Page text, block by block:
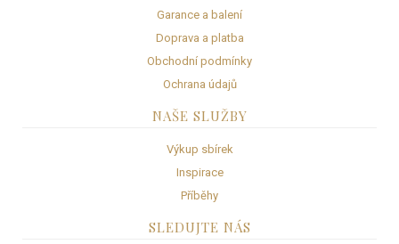
Garance a balení
Doprava a platba
Obchodní podmínky
Ochrana údajů
NAŠE SLUŽBY
Výkup sbírek
Inspirace
Příběhy
SLEDUJTE NÁS